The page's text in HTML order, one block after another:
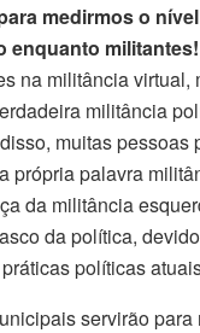
medirmos o
enquanto militantes!
na militância virtual,
militância
muitas pessoas
própria palavra
da militância
da política,
políticas
servirão para